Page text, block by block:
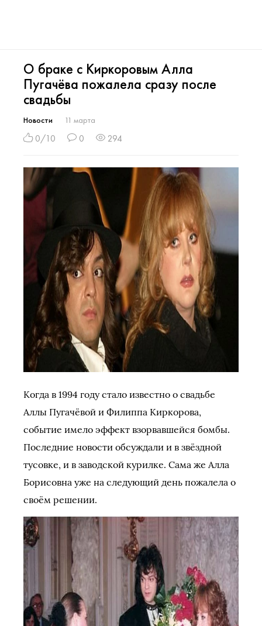
О браке с Киркоровым Алла
Пугачёва пожалела сразу после
свадьбы
Новости 11 марта
0/10 0 294
Когда в 1994 году стало известно о свадьбе
Аллы Пугачёвой и Филиппа Киркорова,
событие имело эффект взорвавшейся бомбы.
Последние новости обсуждали и в звёздной
тусовке, и в заводской курилке. Сама же Алла
Борисовна уже на следующий день пожалела о
своём решении.